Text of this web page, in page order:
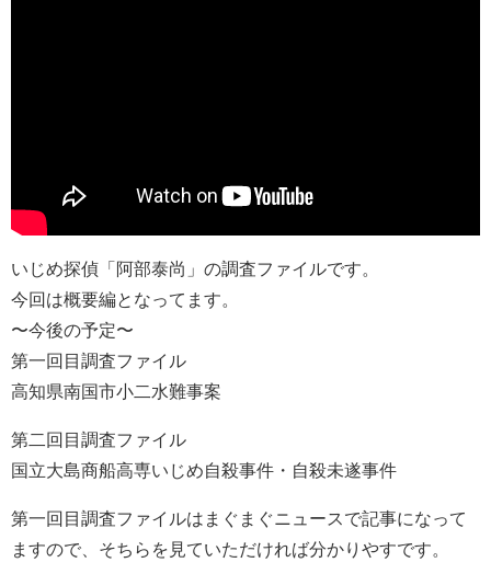
いじめ探偵「阿部泰尚」の調査ファイルです。
今回は概要編となってます。
〜今後の予定〜
第一回目調査ファイル
高知県南国市小二水難事案
第二回目調査ファイル
国立大島商船高専いじめ自殺事件・自殺未遂事件
第一回目調査ファイルはまぐまぐニュースで記事になって
ますので、そちらを見ていただければ分かりやすです。